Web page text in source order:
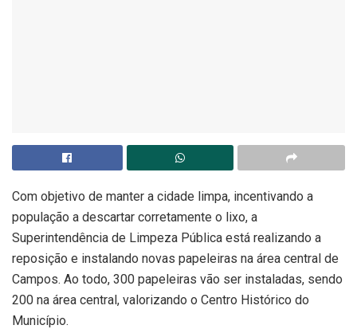
Com objetivo de manter a cidade limpa, incentivando a
população a descartar corretamente o lixo, a
Superintendência de Limpeza Pública está realizando a
reposição e instalando novas papeleiras na área central de
Campos. Ao todo, 300 papeleiras vão ser instaladas, sendo
200 na área central, valorizando o Centro Histórico do
Município.